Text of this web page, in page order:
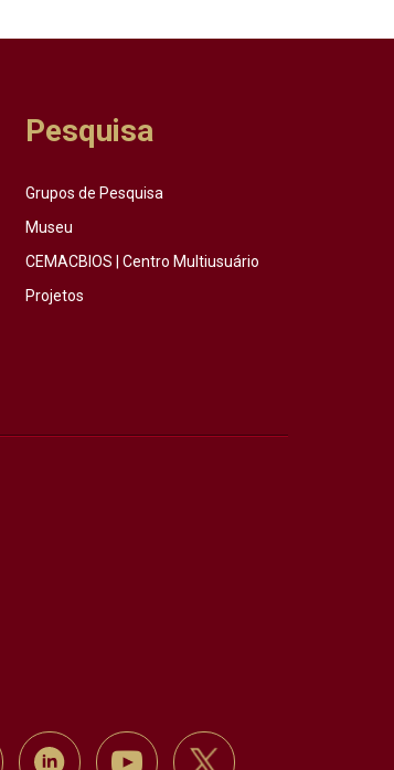
Pesquisa
Grupos de Pesquisa
Museu
CEMACBIOS | Centro Multiusuário
Projetos